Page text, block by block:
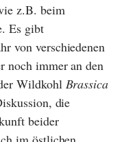
z.B. beim
Es gibt
von verschiedenen
noch immer an den
Wildkohl Brassica
die
beider